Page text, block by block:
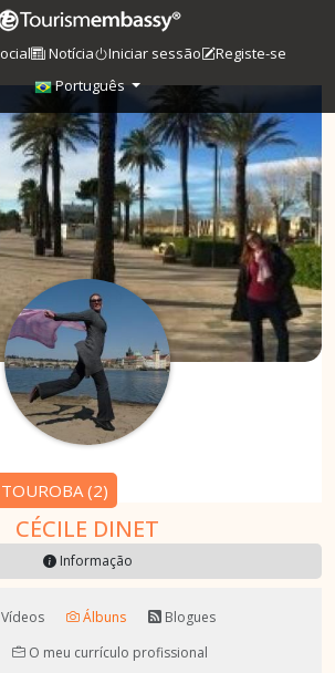
Notícia Iniciar sessão
Registe-se
Português
(2)
CÉCILE DINET
Informação
Vídeos Álbuns
Blogues
O meu currículo profissional